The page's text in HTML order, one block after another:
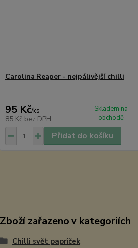
Carolina Reaper - nejpálivější chilli
95 Kč/ks
85 Kč bez DPH
Skladem na
obchodě
Přidat do košíku
Zboží zařazeno v kategoriích
Chilli svět papriček